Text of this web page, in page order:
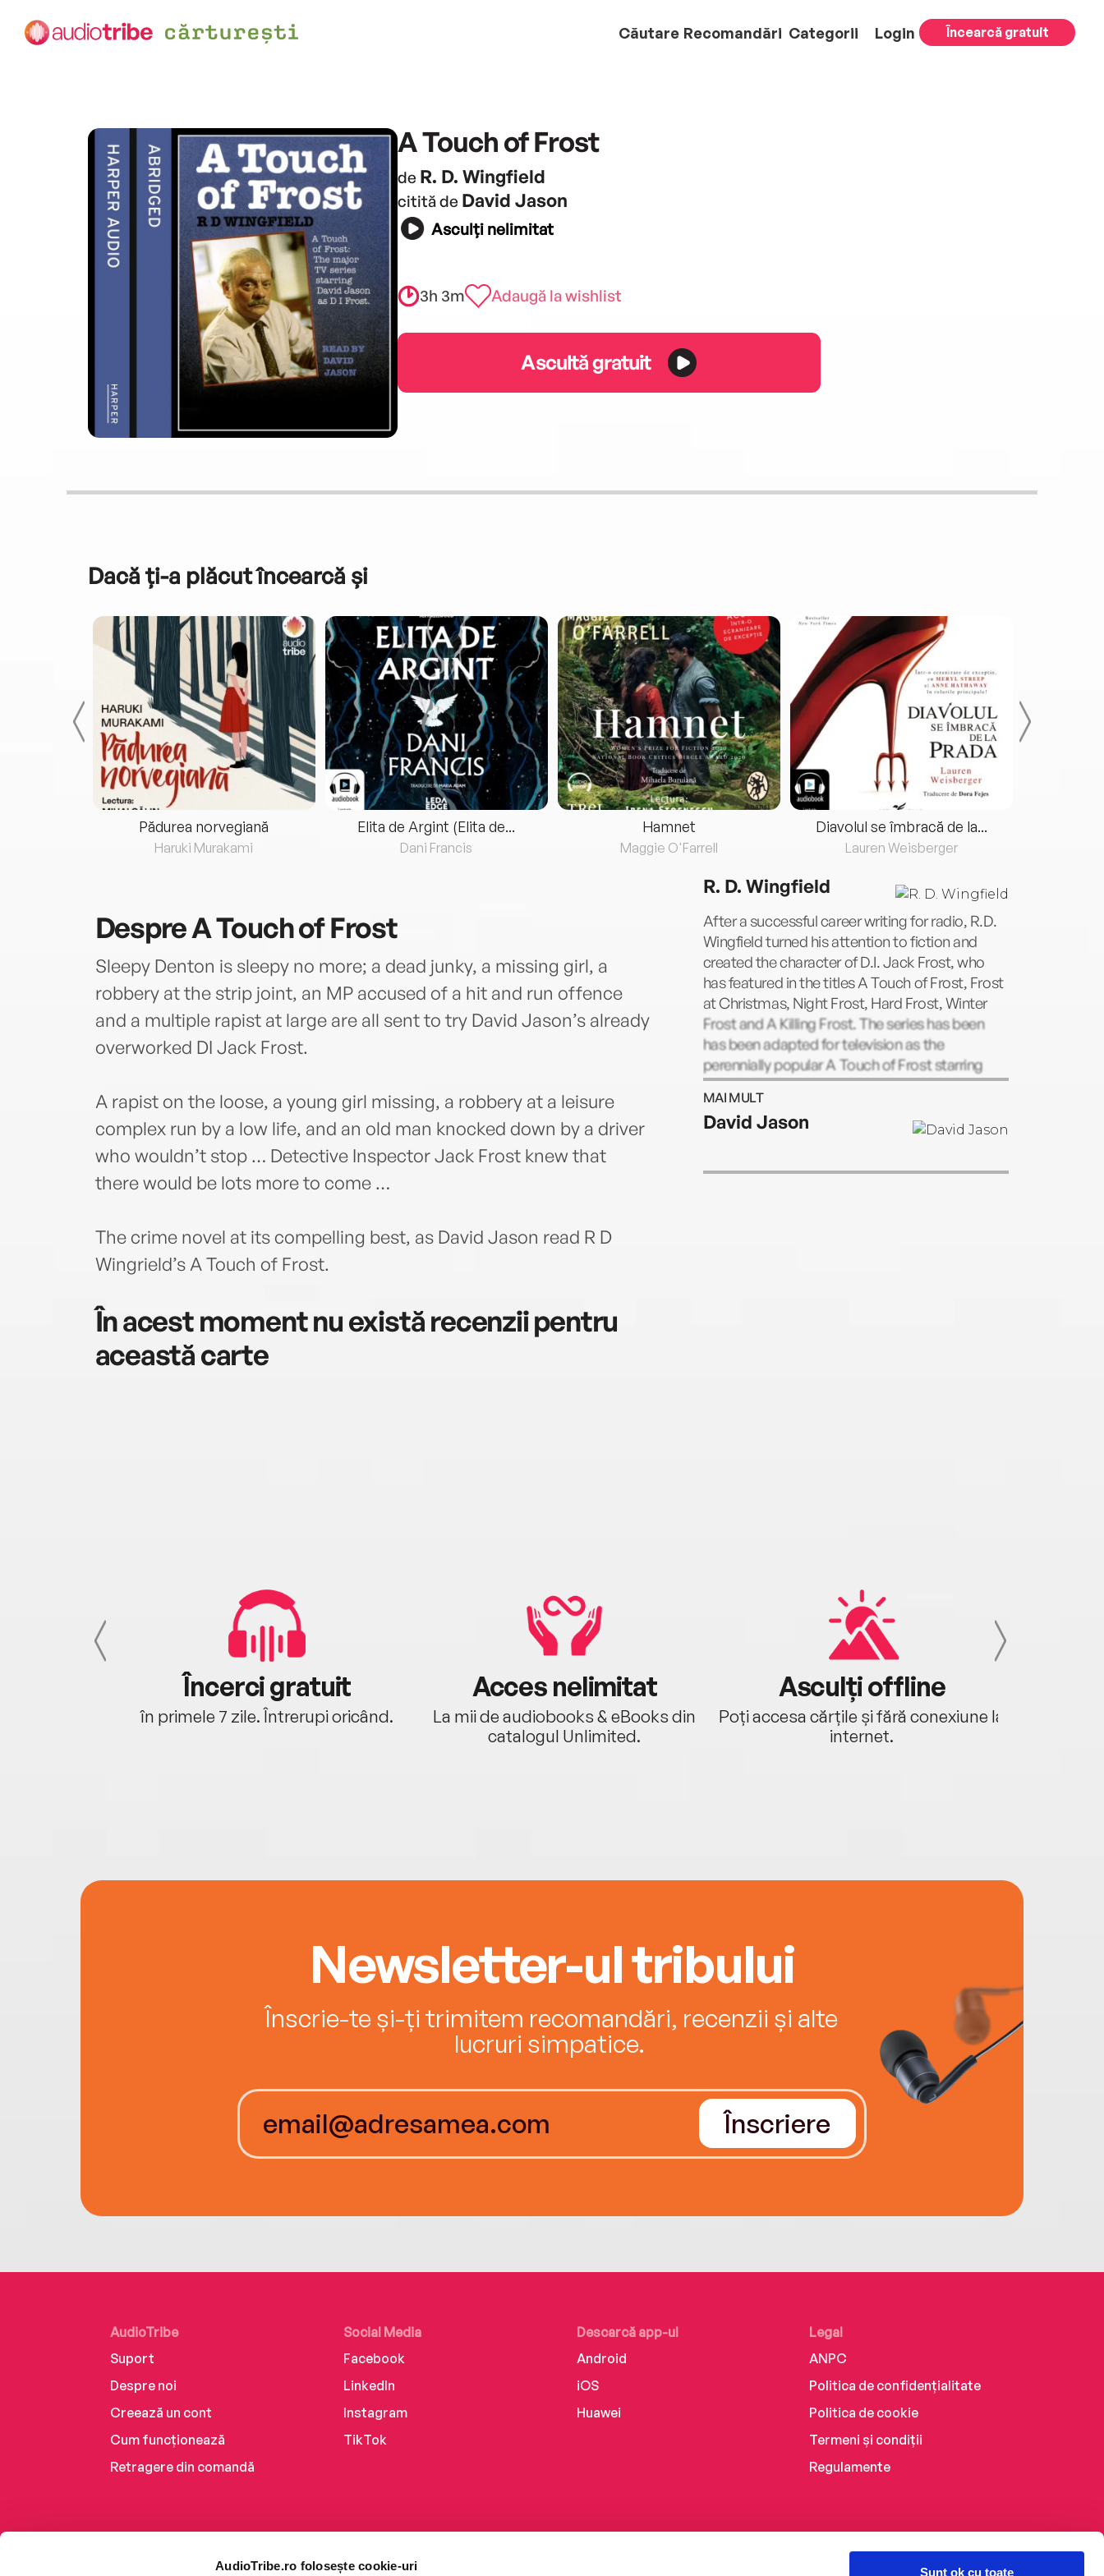
AudioTribe.ro folosește cookie-uri Sunt ok cu toate
Căutare Recomandări Categorii Login Încearcă gratuit
A Touch of Frost
de R. D. Wingfield
citită de David Jason
Asculți nelimitat
3h 3m Adaugă la wishlist
Ascultă gratuit
Dacă ți-a plăcut încearcă și
Pădurea norvegiană
Haruki Murakami
Elita de Argint (Elita de...
Dani Francis
Hamnet
Maggie O'Farrell
Diavolul se îmbracă de la...
Lauren Weisberger
DespreA Touch of Frost
Sleepy Denton is sleepy no more; a dead junky, a missing girl, a
robbery at the strip joint, an MP accused of a hit and run offence
and a multiple rapist at large are all sent to try David Jason’s already
overworked DI Jack Frost.
A rapist on the loose, a young girl missing, a robbery at a leisure
complex run by a low life, and an old man knocked down by a driver
who wouldn’t stop … Detective Inspector Jack Frost knew that
there would be lots more to come …
The crime novel at its compelling best, as David Jason read R D
Wingrield’s A Touch of Frost.
În acest moment nu există recenzii pentru
această carte
R. D. Wingfield
After a successful career writing for radio, R.D.
Wingfield turned his attention to fiction and
created the character of D.I. Jack Frost, who
has featured in the titles A Touch of Frost, Frost
at Christmas, Night Frost, Hard Frost, Winter
Frost and A Killing Frost. The series has been
has been adapted for television as the
perennially popular A Touch of Frost starring
David Jason. R.D. Wingfield died in 2007.
MAI MULT
David Jason
Încerci gratuit
în primele 7 zile. Întrerupi oricând.
Acces nelimitat
La mii de audiobooks & eBooks din
catalogul Unlimited.
Asculți offline
Poți accesa cărțile și fără conexiune la
internet.
Newsletter-ul tribului
Înscrie-te și-ți trimitem recomandări, recenzii și alte
lucruri simpatice.
Înscriere
AudioTribe
Suport
Despre noi
Creează un cont
Cum funcționează
Retragere din comandă
Social Media
Facebook
LinkedIn
Instagram
TikTok
Descarcă app-ul
Android
iOS
Huawei
Legal
ANPC
Politica de confidențialitate
Politica de cookie
Termeni și condiții
Regulamente